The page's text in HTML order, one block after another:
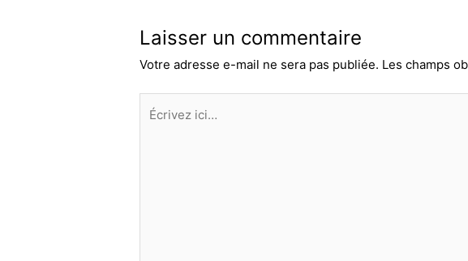
Laisser un commentaire
Votre adresse e-mail ne sera pas publiée. Les champs
Écrivez